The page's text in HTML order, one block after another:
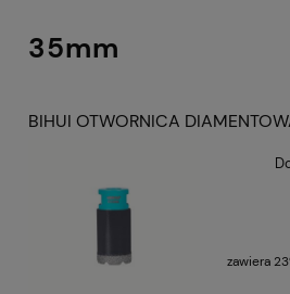
35mm
BIHUI OTWORNICA
zawiera